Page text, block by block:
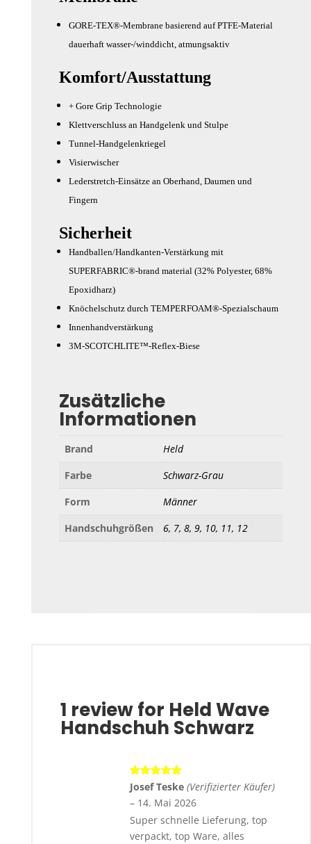
GORE-TEX®-Membrane basierend auf PTFE-Material
dauerhaft wasser-/winddicht, atmungsaktiv
Komfort/Ausstattung
+ Gore Grip Technologie
Klettverschluss an Handgelenk und Stulpe
Tunnel-Handgelenkriegel
Visierwischer
Lederstretch-Einsätze an Oberhand, Daumen und
Fingern
Sicherheit
Handballen/Handkanten-Verstärkung mit
SUPERFABRIC®-brand material (32% Polyester, 68%
Epoxidharz)
Knöchelschutz durch TEMPERFOAM®-Spezialschaum
Innenhandverstärkung
3M-SCOTCHLITE™-Reflex-Biese
Zusätzliche
Informationen
Brand
Held
Farbe
Schwarz-Grau
Form
Männer
Handschuhgrößen
6, 7, 8, 9, 10, 11, 12
1 review for Held Wave
Handschuh Schwarz
Bewertet
mit5von 5
Josef Teske (Verifizierter Käufer)
– 14. Mai 2026
Super schnelle Lieferung, top
verpackt, top Ware, alles